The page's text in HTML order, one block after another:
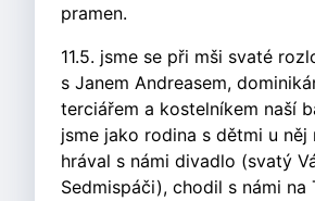
pramen.
11.5. jsme se při mši svaté
s Janem Andreasem,
terciářem a kostelníkem naší
jsme jako rodina s dětmi u něj
hrával s námi divadlo (svatý
Sedmispáči), chodil s námi na